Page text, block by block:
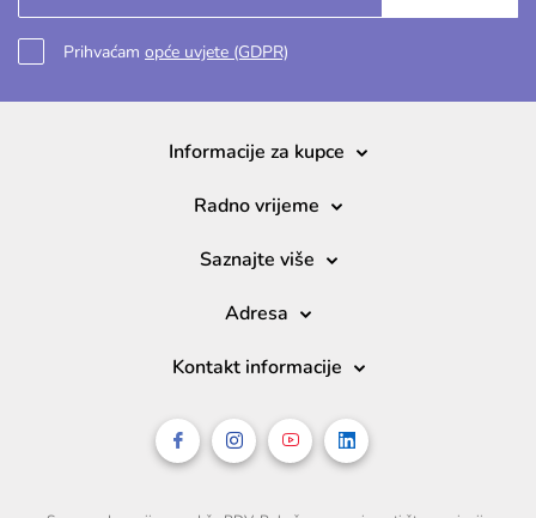
Prihvaćam opće uvjete (GDPR)
Informacije za kupce
Radno vrijeme
Saznajte više
Adresa
Kontakt informacije